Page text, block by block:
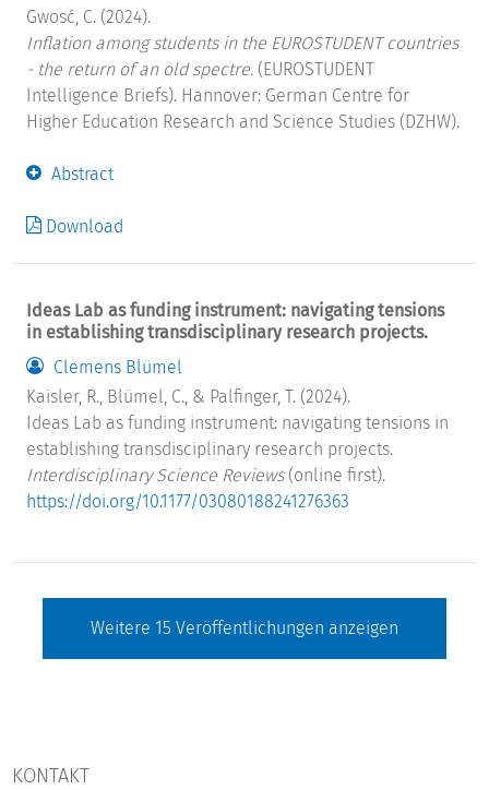
Gwosć, C. (2024).
Inflation among students in the EUROSTUDENT countries
- the return of an old spectre. (EUROSTUDENT
Intelligence Briefs). Hannover: German Centre for
Higher Education Research and Science Studies (DZHW).
Abstract
Download
Ideas Lab as funding instrument: navigating tensions
in establishing transdisciplinary research projects.
Clemens Blümel
Kaisler, R., Blümel, C., & Palfinger, T. (2024).
Ideas Lab as funding instrument: navigating tensions in
establishing transdisciplinary research projects.
Interdisciplinary Science Reviews(online first).
https://doi.org/10.1177/03080188241276363
Weitere 15 Veröffentlichungen anzeigen
KONTAKT